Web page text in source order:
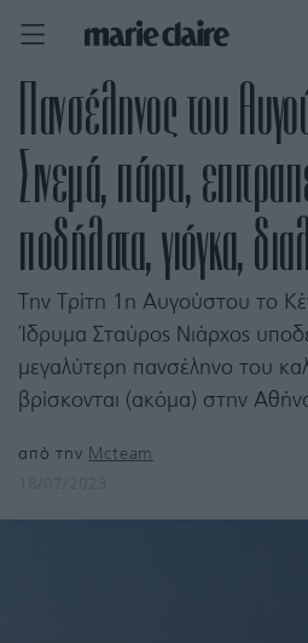
Πανσέληνος του
Σινεμά, πάρτι,
ποδήλατα, γιόγκα,
Την Τρίτη 1η Αυγούστου το
Ίδρυμα Σταύρος Νιάρχος
μεγαλύτερη πανσέληνο του
βρίσκονται (ακόμα) στην
από την Mcteam